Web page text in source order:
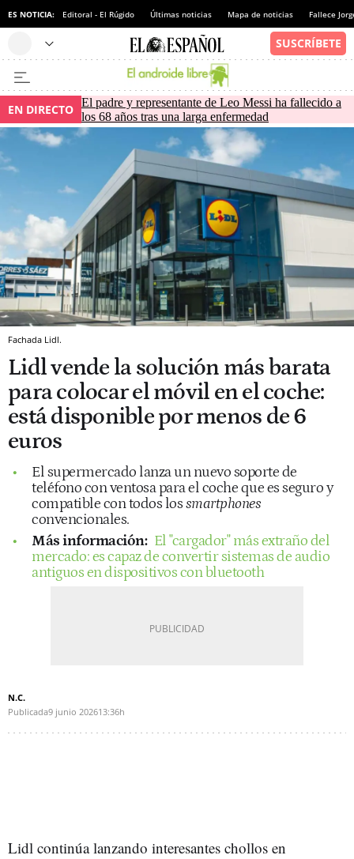
ES NOTICIA: Editoral - El Rúgido Últimas noticias Mapa de noticias Fallece
EN DIRECTO El padre y representante de Leo Messi ha fallecido a
los 68 años tras una larga enfermedad
Fachada Lidl.
Lidl vende la solución más barata
para colocar el móvil en el coche:
está disponible por menos de 6
euros
El supermercado lanza un nuevo soporte de
teléfono con ventosa para el coche que es seguro y
compatible con todos lossmartphones
convencionales.
Más información: El "cargador" más extraño del
mercado: es capaz de convertir sistemas de audio
antiguos en dispositivos con bluetooth
N.C.
Publicada9 junio 202613:36h
Lidl continúa lanzando interesantes chollos en